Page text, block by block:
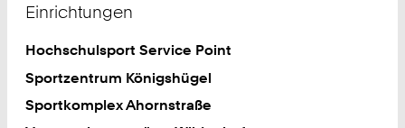
Einrichtungen
Hochschulsport Service Point
Sportzentrum Königshügel
Sportkomplex Ahornstraße